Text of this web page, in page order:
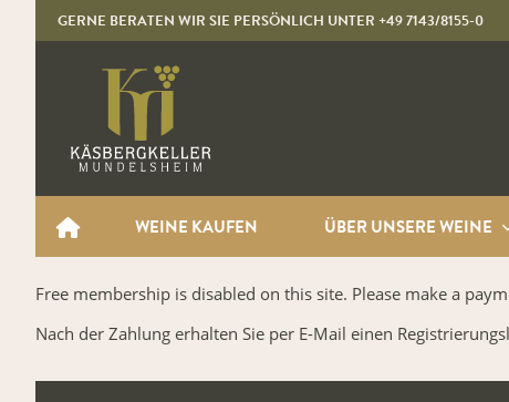
GERNE BERATEN WIR SIE PERSÖNLICH UNTER +49 7143/8155-0
WEINE KAUFEN ÜBER UNSERE WEINE
Free membership is disabled on this site. Please make a
Nach der Zahlung erhalten Sie per E-Mail einen